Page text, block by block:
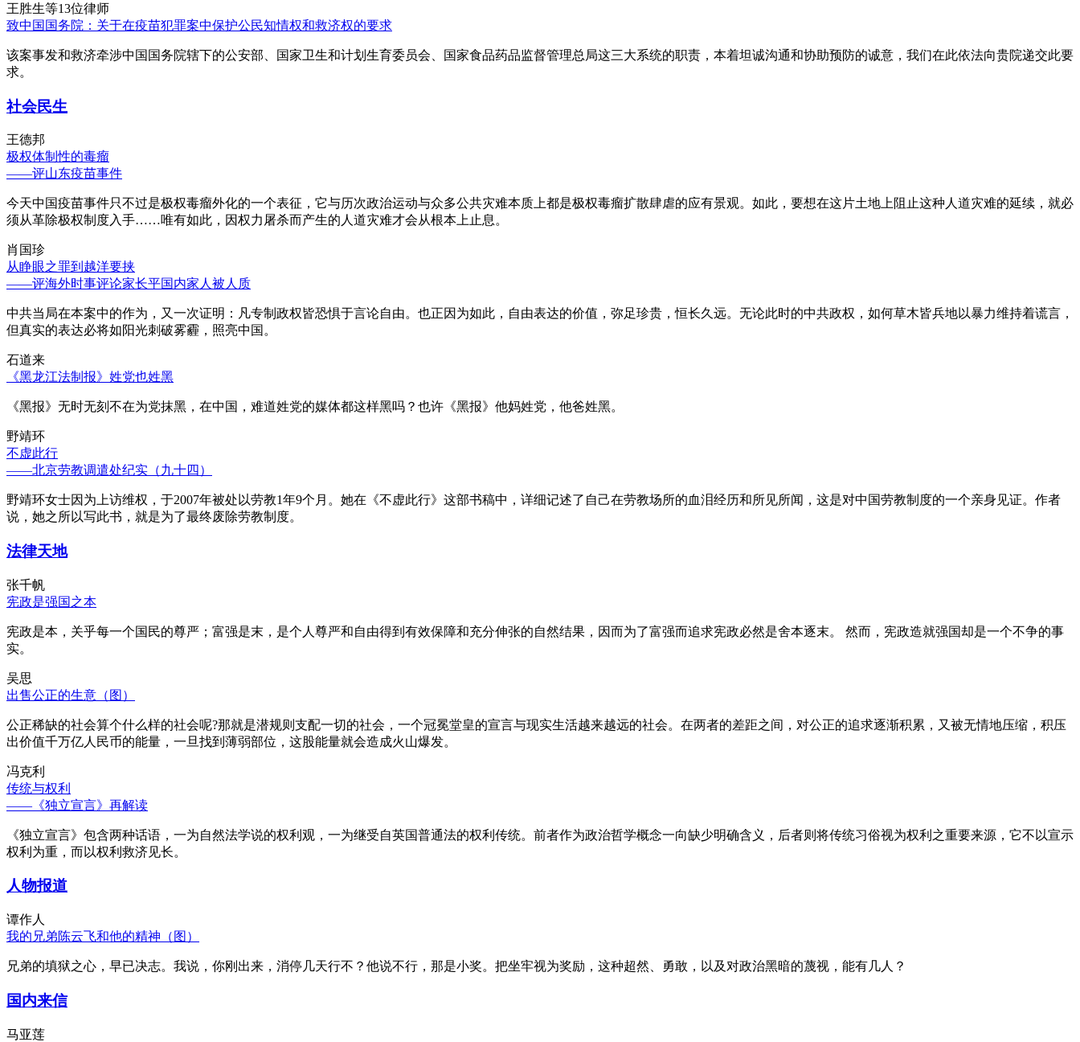
王胜生等13位律师
致中国国务院：关于在疫苗犯罪案中保护公民知情权和救济权的要求
该案事发和救济牵涉中国国务院辖下的公安部、国家卫生和计划生育委员会、国家食品药品监督管理总局这三大系统的职责，本着坦诚沟通和协助预防的诚意，我们在此依法向贵院递交此要
求。
社会民生
王德邦
极权体制性的毒瘤
——评山东疫苗事件
今天中国疫苗事件只不过是极权毒瘤外化的一个表征，它与历次政治运动与众多公共灾难本质上都是极权毒瘤扩散肆虐的应有景观。如此，要想在这片土地上阻止这种人道灾难的延续，就必
须从革除极权制度入手……唯有如此，因权力屠杀而产生的人道灾难才会从根本上止息。
肖国珍
从睁眼之罪到越洋要挟
——评海外时事评论家长平国内家人被人质
中共当局在本案中的作为，又一次证明：凡专制政权皆恐惧于言论自由。也正因为如此，自由表达的价值，弥足珍贵，恒长久远。无论此时的中共政权，如何草木皆兵地以暴力维持着谎言，
但真实的表达必将如阳光刺破雾霾，照亮中国。
石道来
《黑龙江法制报》姓党也姓黑
《黑报》无时无刻不在为党抹黑，在中国，难道姓党的媒体都这样黑吗？也许《黑报》他妈姓党，他爸姓黑。
野靖环
不虚此行
——北京劳教调遣处纪实（九十四）
野靖环女士因为上访维权，于2007年被处以劳教1年9个月。她在《不虚此行》这部书稿中，详细记述了自己在劳教场所的血泪经历和所见所闻，这是对中国劳教制度的一个亲身见证。作者
说，她之所以写此书，就是为了最终废除劳教制度。
法律天地
张千帆
宪政是强国之本
宪政是本，关乎每一个国民的尊严；富强是末，是个人尊严和自由得到有效保障和充分伸张的自然结果，因而为了富强而追求宪政必然是舍本逐末。 然而，宪政造就强国却是一个不争的事
实。
吴思
出售公正的生意（图）
公正稀缺的社会算个什么样的社会呢?那就是潜规则支配一切的社会，一个冠冕堂皇的宣言与现实生活越来越远的社会。在两者的差距之间，对公正的追求逐渐积累，又被无情地压缩，积压
出价值千万亿人民币的能量，一旦找到薄弱部位，这股能量就会造成火山爆发。
冯克利
传统与权利
——《独立宣言》再解读
《独立宣言》包含两种话语，一为自然法学说的权利观，一为继受自英国普通法的权利传统。前者作为政治哲学概念一向缺少明确含义，后者则将传统习俗视为权利之重要来源，它不以宣示
权利为重，而以权利救济见长。
人物报道
谭作人
我的兄弟陈云飞和他的精神（图）
兄弟的填狱之心，早已决志。我说，你刚出来，消停几天行不？他说不行，那是小奖。把坐牢视为奖励，这种超然、勇敢，以及对政治黑暗的蔑视，能有几人？
国内来信
马亚莲